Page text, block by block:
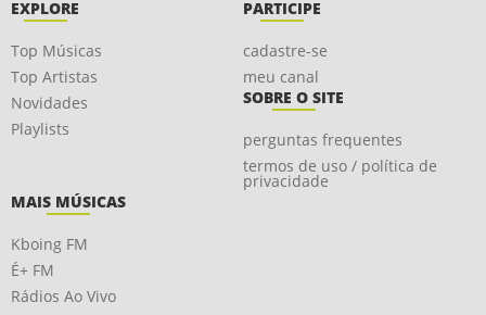
EXPLORE
Top Músicas
Top Artistas
Novidades
Playlists
PARTICIPE
cadastre-se
meu canal
SOBRE O SITE
perguntas frequentes
termos de uso / política de
privacidade
MAIS MÚSICAS
Kboing FM
É+ FM
Rádios Ao Vivo